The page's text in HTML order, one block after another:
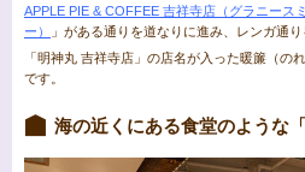
APPLE PIE & COFFEE 吉祥寺店（グラニース
ー）
」がある通りを道なりに進み、レンガ通
「明神丸 吉祥寺店」の店名が入った暖簾（の
です。
海の近くにある食堂のような